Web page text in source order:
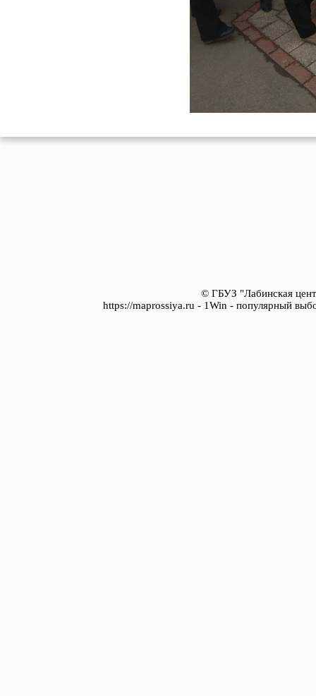
© ГБУЗ "Лабинская
https://maprossiya.ru - 1Win - популярный